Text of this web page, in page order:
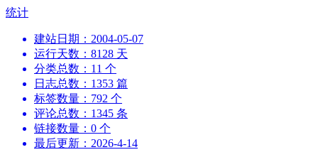
跳
统计
建站日期：2004-05-07
运行天数：8128 天
分类总数：11 个
日志总数：1353 篇
标签数量：792 个
评论总数：1345 条
链接数量：0 个
最后更新：2026-4-14